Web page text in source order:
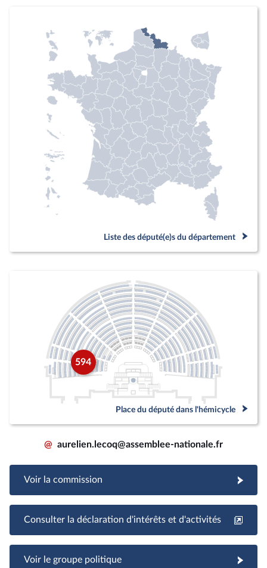
Liste des député(e)s du département
594
Place du député dans l'hémicycle
@ aurelien.lecoq@assemblee-nationale.fr
Voir la commission
Consulter la déclaration d'intérêts et d'activités
Voir le groupe politique